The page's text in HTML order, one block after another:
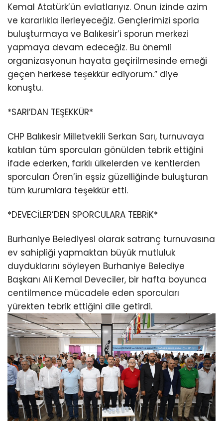
Kemal Atatürk’ün evlatlarıyız. Onun izinde azim
ve kararlıkla ilerleyeceğiz. Gençlerimizi sporla
buluşturmaya ve Balıkesir’i sporun merkezi
yapmaya devam edeceğiz. Bu önemli
organizasyonun hayata geçirilmesinde emeği
geçen herkese teşekkür ediyorum.” diye
konuştu.
*SARI’DAN TEŞEKKÜR*
CHP Balıkesir Milletvekili Serkan Sarı, turnuvaya
katılan tüm sporcuları gönülden tebrik ettiğini
ifade ederken, farklı ülkelerden ve kentlerden
sporcuları Ören’in eşsiz güzelliğinde buluşturan
tüm kurumlara teşekkür etti.
*DEVECİLER’DEN SPORCULARA TEBRİK*
Burhaniye Belediyesi olarak satranç turnuvasına
ev sahipliği yapmaktan büyük mutluluk
duyduklarını söyleyen Burhaniye Belediye
Başkanı Ali Kemal Deveciler, bir hafta boyunca
centilmence mücadele eden sporcuları
yürekten tebrik ettiğini dile getirdi.